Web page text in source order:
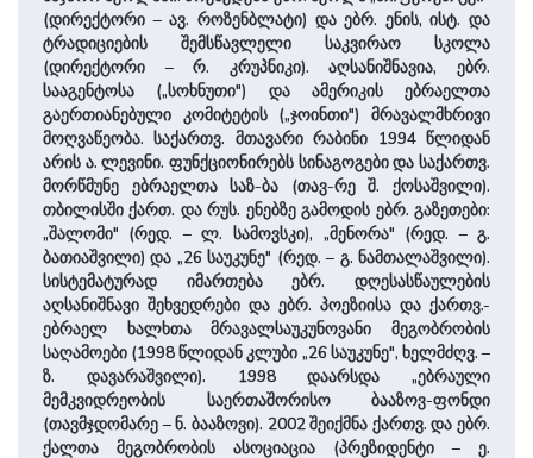
(დირექტორი – ავ. როზენბლატი) და ებრ. ენის, ისტ. და
ტრადიციების შემსწავლელი საკვირაო სკოლა
(დირექტორი – რ. კრუპნიკი). აღსანიშნავია, ებრ.
სააგენტოსა („სოხნუთი") და ამერიკის ებრაელთა
გაერთიანებული კომიტეტის („ჯოინთი") მრავალმხრივი
მოღვაწეობა. საქართვ. მთავარი რაბინი 1994 წლიდან
არის ა. ლევინი. ფუნქციონირებს სინაგოგები და საქართვ.
მორწმუნე ებრაელთა საზ-ბა (თავ-რე შ. ქოსაშვილი).
თბილისში ქართ. და რუს. ენებზე გამოდის ებრ. გაზეთები:
„შალომი" (რედ. – ლ. სამოვსკი), „მენორა" (რედ. – გ.
ბათიაშვილი) და „26 საუკუნე" (რედ. – გ. ნამთალაშვილი).
სისტემატურად იმართება ებრ. დღესასწაულების
აღსანიშნავი შეხვედრები და ებრ. პოეზიისა და ქართვ.-
ებრაელ ხალხთა მრავალსაუკუნოვანი მეგობრობის
საღამოები (1998 წლიდან კლუბი „26 საუკუნე", ხელმძღვ. –
ზ. დავარაშვილი). 1998 დაარსდა „ებრაული
მემკვიდრეობის საერთაშორისო ბააზოვ-ფონდი
(თავმჯდომარე – ნ. ბააზოვი). 2002 შეიქმნა ქართვ. და ებრ.
ქალთა მეგობრობის ასოციაცია (პრეზიდენტი – ე.